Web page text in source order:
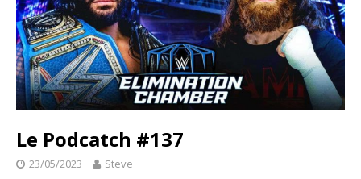
Le Podcatch #137
23/05/2023 Steve